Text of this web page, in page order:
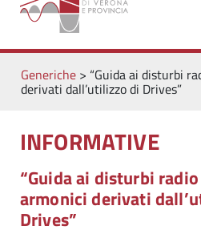
Generiche> “Guida ai disturbi
derivati dall’utilizzo di Drives”
INFORMATIVE
“Guida ai disturbi
armonici derivati
Drives”